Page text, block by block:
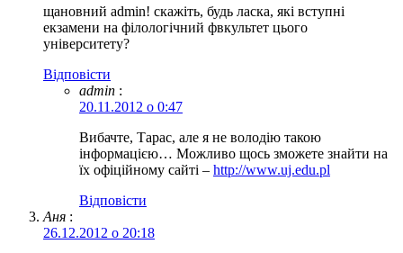
щановний admin! скажіть, будь ласка, які вступні
екзамени на філологічний фвкультет цього
університету?
Відповіcти
admin :
20.11.2012 о 0:47
Вибачте, Тарас, але я не володію такою
інформацією… Можливо щось зможете знайти на
їх офіційному сайті – http://www.uj.edu.pl
Відповіcти
Аня :
26.12.2012 о 20:18